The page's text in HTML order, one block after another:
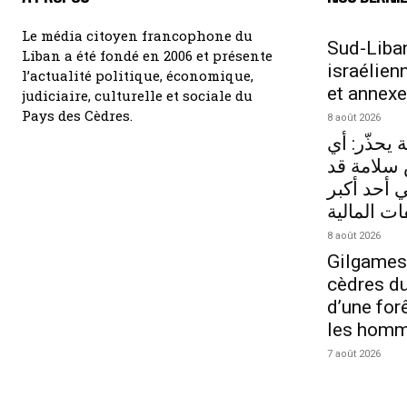
Le média citoyen francophone du
Liban a été fondé en 2006 et présente
l’actualité politique, économique,
judiciaire, culturelle et sociale du
Pays des Cèdres.
Sud-
et
8 août 2026
يحذّر: أي
قد
أكبر
المالية
8 août 2026
cèdres
d’une
les
7 août 2026